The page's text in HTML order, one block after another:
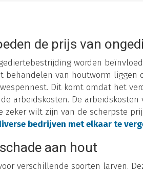
de prijs van
worden
behandelen van houtworm
Dit komt omdat het
arbeidskosten. De
zeker wilt zijn van de scherpste
bedrijven met elkaar te
aan hout
verschillende soorten larven.